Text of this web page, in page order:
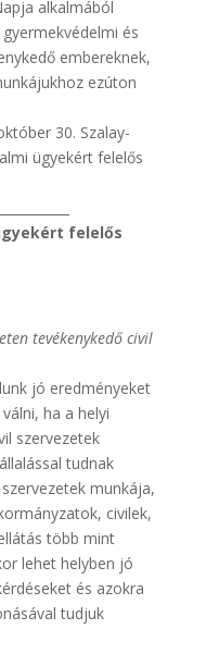
alkalmából
és
embereknek,
ezúton
30. Szalay-
ügyekért felelős
felelős
tevékenykedő civil
jó eredményeket
ha a helyi
szervezetek
tudnak
munkája,
civilek,
több mint
lehet helyben jó
és azokra
tudjuk